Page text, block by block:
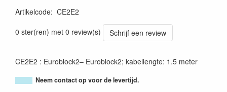
Artikelcode: CE2E2
0 ster(ren) met 0 review(s)
Schrijf een review
CE2E2 : Euroblock2– Euroblock2; kabellengte: 1.5 meter
Neem contact op voor de levertijd.